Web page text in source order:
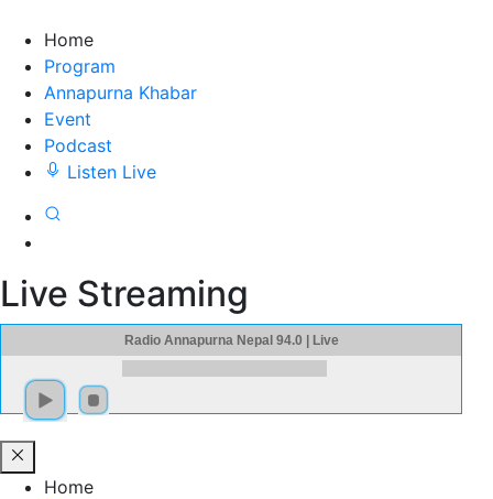
Home
Program
Annapurna Khabar
Event
Podcast
Listen Live
Live Streaming
Radio Annapurna Nepal 94.0 | Live
Home